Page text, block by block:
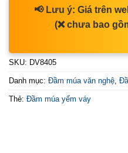
📢 Lưu ý: Giá trên
(❌ chưa bao
SKU: DV8405
Danh mục: Đầm múa văn nghệ
Thẻ: Đầm múa yếm váy